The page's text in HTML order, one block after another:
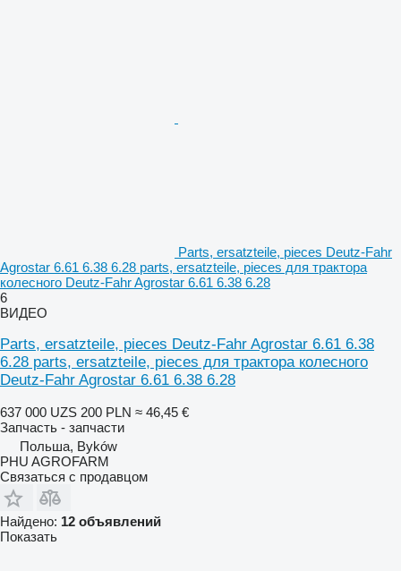
Parts, ersatzteile, pieces Deutz-Fahr
Agrostar 6.61 6.38 6.28 parts, ersatzteile, pieces для трактора
колесного Deutz-Fahr Agrostar 6.61 6.38 6.28
6
ВИДЕО
Parts, ersatzteile, pieces Deutz-Fahr Agrostar 6.61 6.38
6.28 parts, ersatzteile, pieces для трактора колесного
Deutz-Fahr Agrostar 6.61 6.38 6.28
637 000 UZS 200 PLN ≈ 46,45 €
Запчасть - запчасти
Польша, Byków
PHU AGROFARM
Связаться с продавцом
Найдено: 12 объявлений
Показать